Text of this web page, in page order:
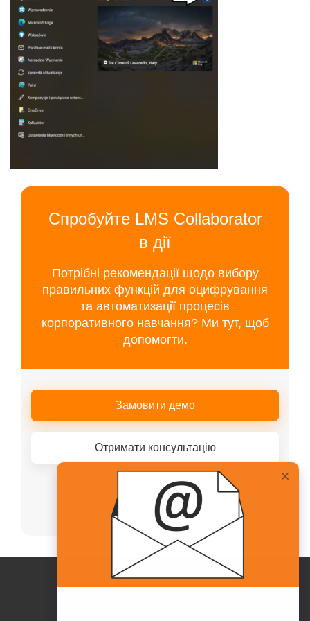
Спробуйте LMS Collaborator
в дії
Потрібні рекомендації щодо вибору
правильних функцій для оцифрування
та автоматизації процесів
корпоративного навчання? Ми тут, щоб
допомогти.
Замовити демо
Отримати консультацію
Або телефонуйте нашому менеджеру
+38(067)217-0440
Про Collaborator